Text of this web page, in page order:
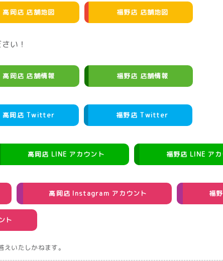
高岡店 店舗地図 福野店 店舗地図
い！
高岡店 店舗情報 福野店 店舗情報
高岡店 Twitter 福野店 Twitter
高岡店 LINE アカウント 福野店 LINE アカ
高岡店 Instagram アカウント 福
ト
いたしかねます。